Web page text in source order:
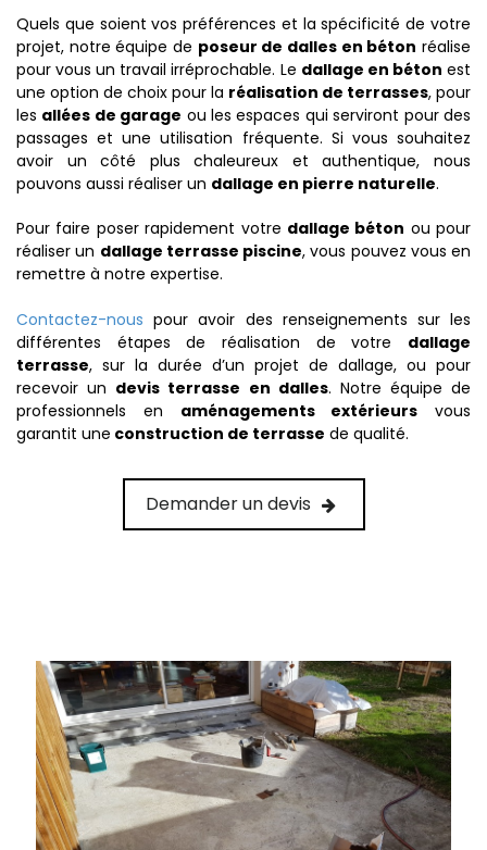
Quels que soient vos préférences et la spécificité de votre
projet, notre équipe de poseur de dalles en béton réalise
pour vous un travail irréprochable. Le dallage en béton est
une option de choix pour la réalisation de terrasses, pour
les allées de garage ou les espaces qui serviront pour des
passages et une utilisation fréquente. Si vous souhaitez
avoir un côté plus chaleureux et authentique, nous
pouvons aussi réaliser un dallage en pierre naturelle.
Pour faire poser rapidement votre dallage béton ou pour
réaliser un dallage terrasse piscine, vous pouvez vous en
remettre à notre expertise.
Contactez-nous pour avoir des renseignements sur les
différentes étapes de réalisation de votre dallage
terrasse, sur la durée d’un projet de dallage, ou pour
recevoir un devis terrasse en dalles. Notre équipe de
professionnels en aménagements extérieurs vous
garantit une construction de terrasse de qualité.
Demander un devis